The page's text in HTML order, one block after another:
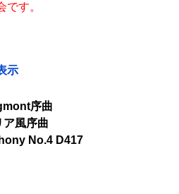
です。
示
序曲
風序曲
No.4 D417